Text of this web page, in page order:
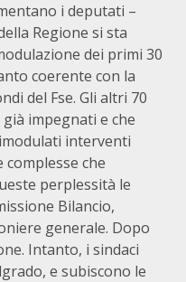
i deputati –
Regione si sta
dei primi 30
coerente con la
del Fse. Gli altri 70
impegnati e che
interventi
che
perplessità le
Bilancio,
generale. Dopo
Intanto, i sindaci
e subiscono le